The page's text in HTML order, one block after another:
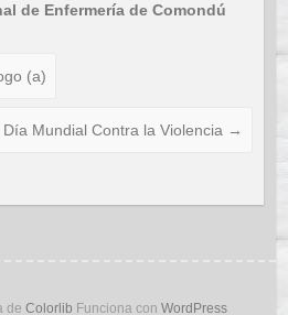
de Enfermería de Comondú
(a)
Día Mundial Contra la Violencia →
de Colorlib Funciona con WordPress